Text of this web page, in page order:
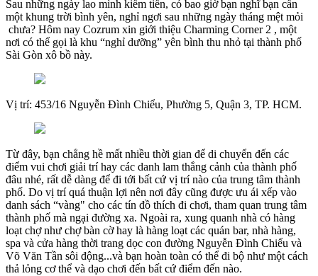
Sau những ngày lao mình kiếm tiền, có bao giờ bạn nghĩ bạn cần
một khung trời bình yên, nghỉ ngơi sau những ngày tháng mệt mỏi
chưa? Hôm nay Cozrum xin giới thiệu Charming Corner 2 , một
nơi có thể gọi là khu “nghỉ dưỡng” yên bình thu nhỏ tại thành phố
Sài Gòn xô bồ này.
Vị trí: 453/16 Nguyễn Đình Chiểu, Phường 5, Quận 3, TP. HCM.
Từ đây, bạn chẳng hề mất nhiều thời gian để di chuyển đến các
điểm vui chơi giải trí hay các danh lam thắng cảnh của thành phố
đâu nhé, rất dễ dàng để đi tới bất cứ vị trí nào của trung tâm thành
phố. Do vị trí quá thuận lợi nên nơi đây cũng được ưu ái xếp vào
danh sách “vàng" cho các tín đồ thích đi chơi, tham quan trung tâm
thành phố mà ngại đường xa. Ngoài ra, xung quanh nhà có hàng
loạt chợ như chợ bàn cờ hay là hàng loạt các quán bar, nhà hàng,
spa và cửa hàng thời trang dọc con đường Nguyễn Đình Chiểu và
Võ Văn Tần sôi động...và bạn hoàn toàn có thể đi bộ như một cách
thả lỏng cơ thể và dạo chơi đến bất cứ điểm đến nào.